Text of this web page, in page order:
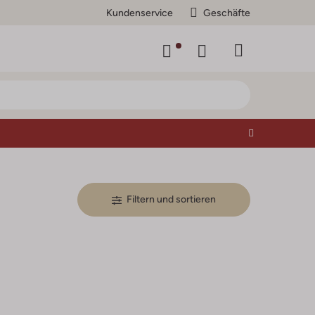
Kundenservice Geschäfte
Filtern und sortieren